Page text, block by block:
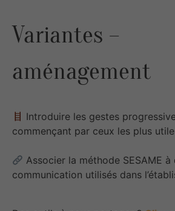
Variantes –
aménagement
Introduire les gestes
commençant par ceux les plus
Associer la méthode SESAME à
communication utilisés dans